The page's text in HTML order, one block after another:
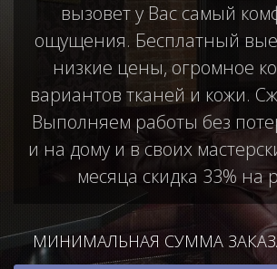
вызовет у Вас самый
ощущения. Бесплатный
низкие цены, огромное
вариантов тканей и кожи.
Выполняем работы без
и на дому и в своих
месяца скидка 33% на
МИНИМАЛЬНАЯ СУММА